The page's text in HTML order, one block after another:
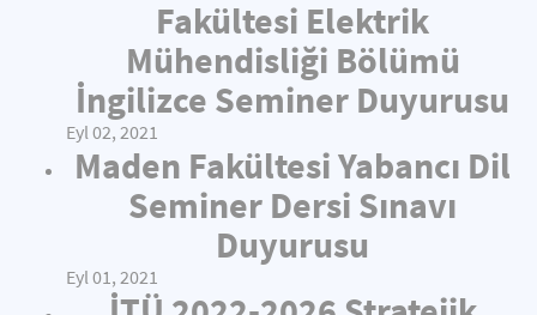
Fakültesi Elektrik
Mühendisliği Bölümü
İngilizce Seminer Duyurusu
Eyl 02, 2021
Maden Fakültesi Yabancı Dil
Seminer Dersi Sınavı
Duyurusu
Eyl 01, 2021